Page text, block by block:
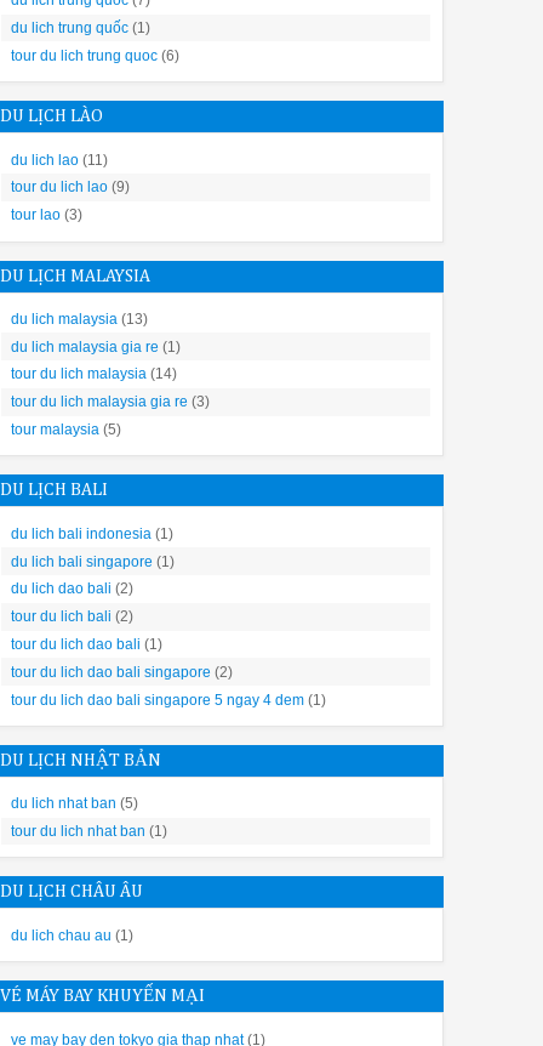
này có thể được thay đổi bằng các tính năng như Delay, Half
khí khô nóng để sấy khô hoàn toàn mọi vật dụng kể cả thủy
8
đây sẽ phần nào giúp bạn có thể chọn được vị trí phù hợp nhất nhé.
bạn rộng có thể thiết kế một đảo bếp giống với phong
rửa bát chung ổ với cách thiết bị điện có công suất lớn khác.
phiên bản mới này, Bosch Smi8ycs01e được tích hợp
ra đặc biệt êm ái.
sản phẩm Bosch Smi8ycs01e serie 8 để xem có thêm điều gì
RỬA BÁT BOSCH BÁN ÂM TỦ SMI8YCS01E SERIE 8
1/ NHỮNG TÍNH NĂNG NỔI BẬT
sấy khô hoàn hảo nhờ sự lưu thông không khí 3D, ngay cả với đồ
và phải lau bằng tay. Công nghệ Zeolith từng đoạt giải
du lich trung quốc (1)
tour du lich trung quoc (6)
DU LỊCH LÀO
du lich lao (11)
tour du lich lao (9)
tour lao (3)
DU LỊCH MALAYSIA
du lich malaysia (13)
du lich malaysia gia re (1)
tour du lich malaysia (14)
tour du lich malaysia gia re (3)
tour malaysia (5)
DU LỊCH BALI
du lich bali indonesia (1)
du lich bali singapore (1)
du lich dao bali (2)
tour du lich bali (2)
tour du lich dao bali (1)
tour du lich dao bali singapore (2)
tour du lich dao bali singapore 5 ngay 4 dem (1)
DU LỊCH NHẬT BẢN
du lich nhat ban (5)
tour du lich nhat ban (1)
DU LỊCH CHÂU ÂU
du lich chau au (1)
VÉ MÁY BAY KHUYẾN MẠI
ve may bay den tokyo gia thap nhat (1)